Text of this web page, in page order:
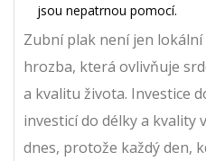
jsou nepatrnou pomocí.
Zubní plak není jen
hrozba, která ovlivňuje
a kvalitu života. Investice
investicí do délky a kvality
dnes, protože každý den,